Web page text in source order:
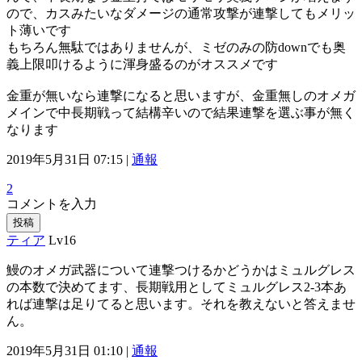
ので、カスみたいなダメージの通常攻撃が連撃してもメリッ
ト薄いです
もちろん無駄ではありませんが、ミゼのみの防downでも奥
義上限叩けるように渾身盛るのがオススメです
金重が無いなら連撃になると思いますが、金重無しのオメガ
メインで中長期戦って結構辛いので結果連撃を選ぶ事が無く
なります
2019年5月31日 07:15 | 通報
2
コメントを入力
投稿
ティア Lv16
鰻のオメガ武器について連撃つけるかどうかはミュルグレス
の本数で決めてます、長期戦用としてミュルグレス2-3本あ
れば連撃は足りてると思います。それを教えないと答えませ
ん。
2019年5月31日 01:10 | 通報